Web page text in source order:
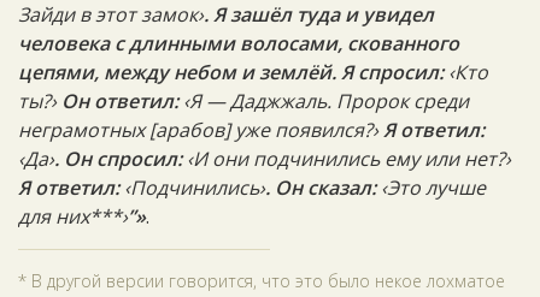
Зайди в этот замок›. Я зашёл туда и увидел
человека с длинными волосами, скованного
цепями, между небом и землёй. Я спросил:‹Кто
ты?›Он ответил:‹Я — Даджжаль. Пророк среди
неграмотных [арабов] уже появился?›Я ответил:
‹Да›. Он спросил:‹И они подчинились ему или нет?›
Я ответил:‹Подчинились›. Он сказал:‹Это лучше
для них***›”».
* В другой версии говорится, что это было некое лохматое